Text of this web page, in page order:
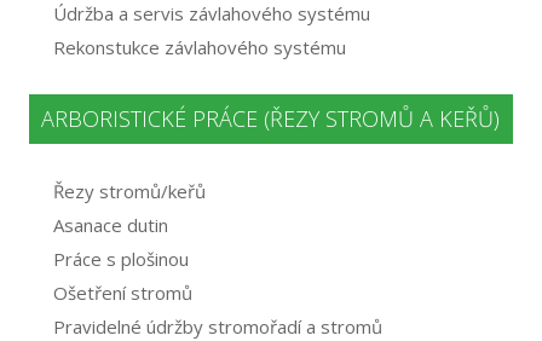
Údržba a servis závlahového systému
Rekonstukce závlahového systému
ARBORISTICKÉ PRÁCE (ŘEZY STROMŮ A KEŘŮ)
Řezy stromů/keřů
Asanace dutin
Práce s plošinou
Ošetření stromů
Pravidelné údržby stromořadí a stromů